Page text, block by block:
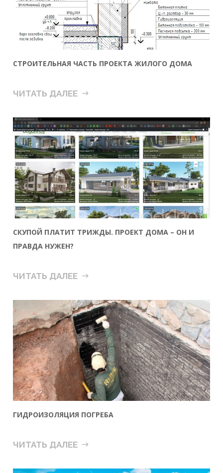
СТРОИТЕЛЬНАЯ ЧАСТЬ ПРОЕКТА ЖИЛОГО ДОМА
ЧИТАТЬ ДАЛЕЕ
СКУПОЙ ПЛАТИТ ТРИЖДЫ. ПРОЕКТ ДОМА – ОН И
ПРАВДА НУЖЕН?
ЧИТАТЬ ДАЛЕЕ
ГИДРОИЗОЛЯЦИЯ ПОГРЕБА
ЧИТАТЬ ДАЛЕЕ